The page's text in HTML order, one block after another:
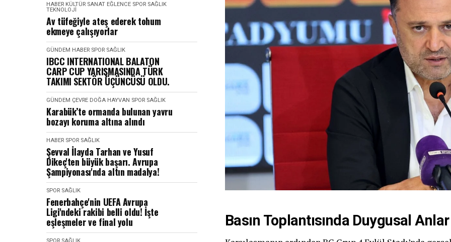
HABER KÜLTÜR SANAT EĞLENCE SPOR SAĞLIK
TEKNOLOJI
Av tüfeğiyle ateş ederek tohum
ekmeye çalışıyorlar
GÜNDEM HABER SPOR SAĞLIK
IBCC INTERNATIONAL BALATON
CARP CUP YARIŞMASINDA TÜRK
TAKIMI SEKTÖR ÜÇÜNCÜSÜ OLDU.
GÜNDEM ÇEVRE DOĞA HAYVAN SPOR SAĞLIK
Karabük’te ormanda bulunan yavru
bozayı koruma altına alındı
HABER SPOR SAĞLIK
Şevval İlayda Tarhan ve Yusuf
Dikeç'ten büyük başarı. Avrupa
Şampiyonası'nda altın madalya!
SPOR SAĞLIK
Fenerbahçe'nin UEFA Avrupa
Ligi'ndeki rakibi belli oldu! İşte
eşleşmeler ve final yolu Basın Toplantısında Duygusal Anlar